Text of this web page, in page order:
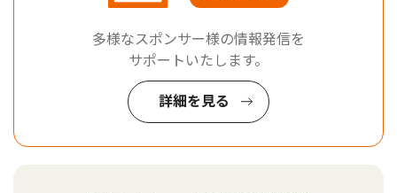
多様なスポンサー様の情報発信を
サポートいたします。
詳細を見る